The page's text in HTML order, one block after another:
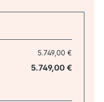
5.749,00 €
5.749,00 €